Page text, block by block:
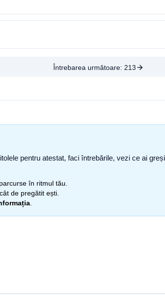
Întrebarea următoare: 213
pentru atestat, faci întrebările, vezi ce ai
în ritmul tău.
de pregătit ești.